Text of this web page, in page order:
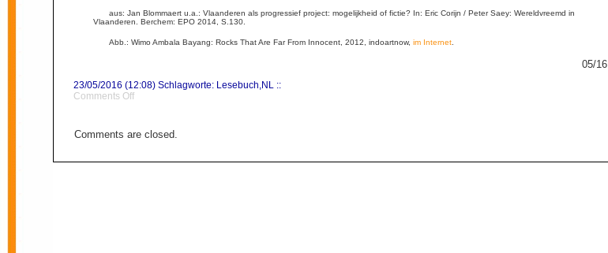
aus: Jan Blommaert u.a.: Vlaanderen als progressief project: mogelijkheid of fictie? In: Eric Corijn / Peter Saey: Wereldvreemd in
Vlaanderen. Berchem: EPO 2014, S.130.
Abb.: Wimo Ambala Bayang: Rocks That Are Far From Innocent, 2012, indoartnow, im Internet.
05/16
23/05/2016 (12:08) Schlagworte: Lesebuch NL ::
Comments Offon
Comments are closed.